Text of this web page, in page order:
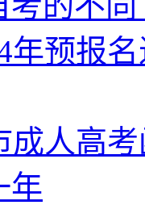
年预报
成人高
年